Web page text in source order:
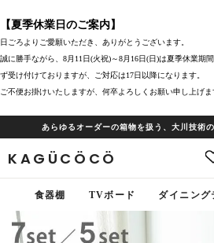
【夏季休業日のご案内】
日ごろよりご愛願いただき、ありがとうございます。
誠に勝手ながら、8月11日(火祝)～8月16日(日)は夏季休業期
ず受け付けておりますが、ご対応は17日以降になります。
ご不便お掛けいたしますが、何卒よろしくお願い申し上げま
あらゆるオーダーの箱物を扱う、大川技術
KAGÜCÖCÖ
食器棚 TVボード ダイニング